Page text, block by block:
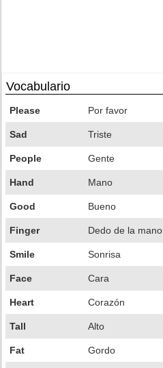
Vocabulario
Please Por favor
Sad Triste
People Gente
Hand Mano
Good Bueno
Finger Dedo de la mano
Smile Sonrisa
Face Cara
Heart Corazón
Tall Alto
Fat Gordo